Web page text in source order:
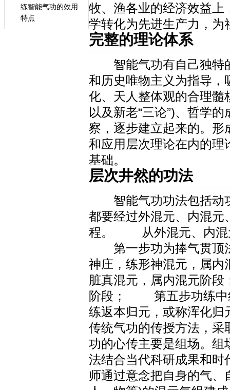
练智能气功的效用
特点
牧、渔各业的经济效益上
学转化为先进生产力，为
完整的理论体系
智能气功有自己独特
和历史唯物主义为指导，
化、天人整体观的合理
以及新老“三论”)、哲学
察，逐步建立起来的。形
和应用层次理论在内的理
基础。
层次井然的功法
智能气功功法包括动
都要经过外混元、内混元
程。 从外混元、内混
第一步功为捧气贯顶
神庄，练形神混元，属
脏真混元，属内混元阶
阶段； 第五步功练中
练返本归元，或称浑化
传统气功的传授方法，采
功的心传主要是组场。组
法结合当代科研成果和时
师通过意念把自身的气